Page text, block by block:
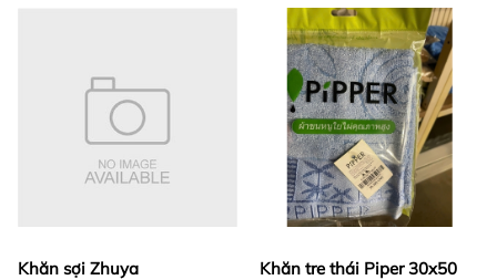
Khăn sợi Zhuya
Khăn tre thái Piper 30x50